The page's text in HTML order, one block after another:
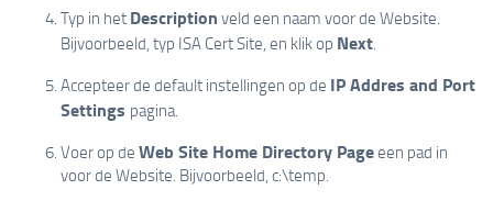
Typ in het Description veld een naam voor de Website.
Bijvoorbeeld, typ ISA Cert Site, en klik op Next.
Accepteer de default instellingen op de IP Addres and Port
Settings pagina.
Voer op de Web Site Home Directory Pageeen pad in
voor de Website. Bijvoorbeeld, c:\temp.